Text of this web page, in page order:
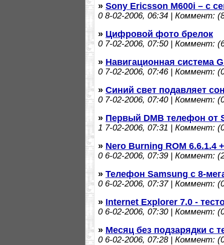
» Sony Ericsson M600i – с
08-02-2006, 06:34 | Коммент:
» Цифровой фото брелок
07-02-2006, 07:50 | Коммент:
» Навигационная система
07-02-2006, 07:46 | Коммент:
» Синий свет подавляет
07-02-2006, 07:40 | Коммент:
» Первый DMB телефон от
1 7-02-2006, 07:31 | Коммент:
» Nero Burning ROM 6.6.1.4
06-02-2006, 07:39 | Коммент:
» Телефон Samsung с 8-
06-02-2006, 07:37 | Коммент:
» Internet Explorer 7.0 -
06-02-2006, 07:30 | Коммент:
» Месяц без подзарядки с
06-02-2006, 07:28 | Коммент: